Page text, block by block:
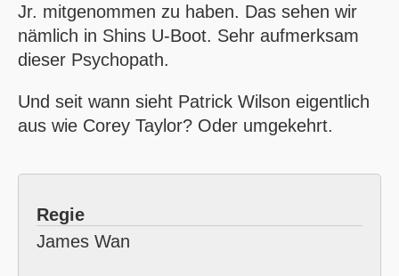
Jr. mitgenommen zu haben. Das sehen wir
nämlich in Shins U-Boot. Sehr aufmerksam
dieser Psychopath.
Und seit wann sieht Patrick Wilson eigentlich
aus wie Corey Taylor? Oder umgekehrt.
Regie
James Wan